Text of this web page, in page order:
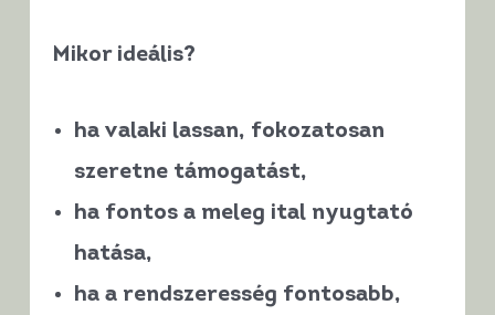
Mikor ideális?
ha valaki lassan, fokozatosan
szeretne támogatást,
ha fontos a meleg ital nyugtató
hatása,
ha a rendszeresség fontosabb,